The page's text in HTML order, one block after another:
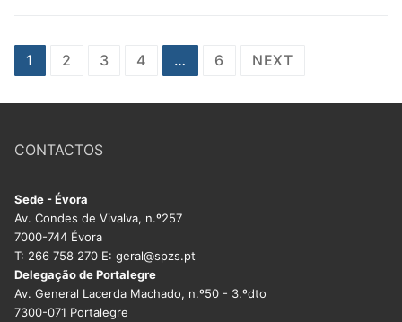
Paginação
1 2 3 4 … 6 NEXT
CONTACTOS
Sede - Évora
Av. Condes de Vivalva, n.º257
7000-744 Évora
T: 266 758 270 E: geral@spzs.pt
Delegação de Portalegre
Av. General Lacerda Machado, n.º50 - 3.ºdto
7300-071 Portalegre